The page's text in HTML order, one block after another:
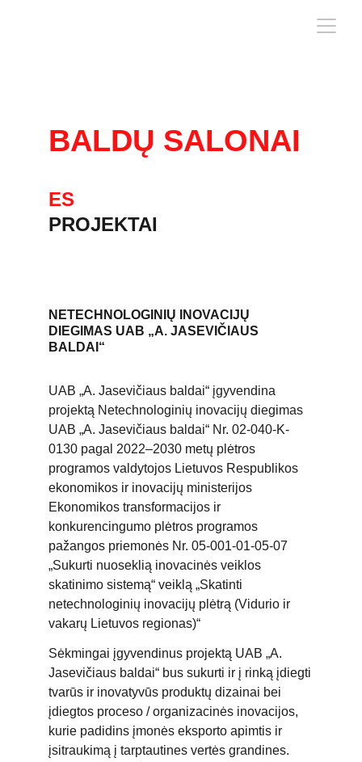
BALDŲ SALONAI
ES
PROJEKTAI
NETECHNOLOGINIŲ INOVACIJŲ
DIEGIMAS UAB „A. JASEVIČIAUS
BALDAI“
UAB „A. Jasevičiaus baldai“ įgyvendina
projektą Netechnologinių inovacijų diegimas
UAB „A. Jasevičiaus baldai“ Nr. 02-040-K-
0130 pagal 2022–2030 metų plėtros
programos valdytojos Lietuvos Respublikos
ekonomikos ir inovacijų ministerijos
Ekonomikos transformacijos ir
konkurencingumo plėtros programos
pažangos priemonės Nr. 05-001-01-05-07
„Sukurti nuoseklią inovacinės veiklos
skatinimo sistemą“ veiklą „Skatinti
netechnologinių inovacijų plėtrą (Vidurio ir
vakarų Lietuvos regionas)“
Sėkmingai įgyvendinus projektą UAB „A.
Jasevičiaus baldai“ bus sukurti ir į rinką įdiegti
tvarūs ir inovatyvūs produktų dizainai bei
įdiegtos proceso / organizacinės inovacijos,
kurie padidins įmonės eksporto apimtis ir
įsitraukimą į tarptautines vertės grandines.